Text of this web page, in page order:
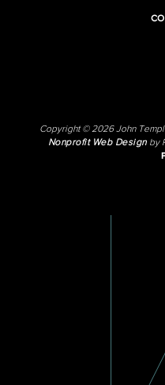
Copyright © 2026 John
Nonprofit Web Designby